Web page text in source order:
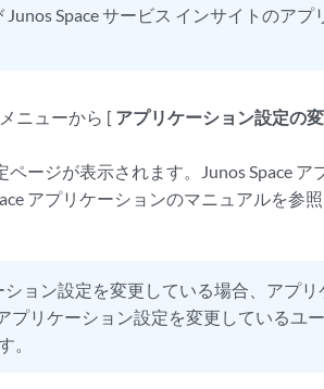
Junos Space サービス インサイトのアプ
ニューから [ アプリケーション設定の
ージが表示されます。Junos Space ア
アプリケーションのマニュアルを参
ョン設定を変更している場合、アプリ
プリケーション設定を変更しているユ
。